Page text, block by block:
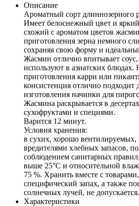
Описание
Ароматный сорт длиннозерного
Имеет белоснежный цвет и
схожий с ароматом цветов
приготовления зерна немного
сохраняя свою форму и
Жасмин отлично впитывает соус,
используют в азиатских блюдах.
приготовления карри или
консистенция отлично
изготовления начинки для
Жасмина раскрывается в
сухофруктами и специями.
Варится 12 минут.
Условия хранения:
в сухих, хорошо вентилируемых,
вредителями хлебных запасов,
соблюдением санитарных
выше 25°С и относительной
75 %. Хранить вместе с
специфический запах, а также
солнечных лучей, не допускается.
Характеристики